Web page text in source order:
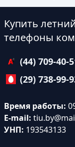
Купить
телефоны
(44) 709-40-
(29) 738-99-
Время работы:
E-mail:
УНП: 193543133